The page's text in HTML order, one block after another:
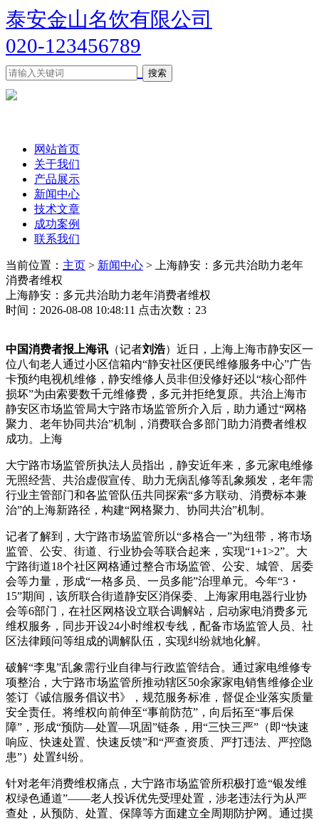
泰安金山名饮有限公司
020-123456789
网站首页
关于我们
产品展示
新闻中心
技术文章
成功案例
联系我们
当前位置： 主页 > 新闻中心 > 上海静安：多元共治助力老年
消费者维权
上海静安：多元共治助力老年消费者维权
时间：2026-08-08 10:48:11 点击次数：23
中国消费者报上海讯 （记者刘浩）近日，上海上海市静安区一
位八旬老人通过小区信箱内“静安社区便民维修服务中心”广告
卡预约电视机维修，静安维修人员非但没修好还以“核心部件
损坏”为由索要数千元维修费，多元并拒绝复原。共治上海市
静安区市场监管局大宁路市场监管所介入后，助力通过“网格
聚力、老年协同共治”机制，消费联合多部门助力消费者维权
成功。上海
大宁路市场监管所执法人员指出，静安近年来，多元家电维修
无照经营、共治虚假宣传、助力无病乱修等乱象频发，老年需
行业主管部门和各监管队伍共同探索“多方联动、消费标本兼
治”的上海新路径，构建“网格聚力、协同共治”机制。
记者了解到，大宁路市场监管所以“多格合一”为纽带，将市场
监管、公安、街道、行业协会等联合起来，实现“1+1>2”。大
宁路街道18个社区网格通过整合市场监管、公安、城管、居委
会等力量，形成“一格多员、一员多能”治理单元。今年“3・
15”期间，该所联合街道静安区消保委、上海家用电器行业协
会等6部门，在社区网格设立联合调解站，启动家电消费多元
维权服务，同步开设24小时维权专线，配备市场监管人员、社
区法律顾问等组成的调解队伍，实现纠纷就地化解。
破解“李鬼”乱象需行业自律与行政监管结合。通过家电维修专
项整治，大宁路市场监管所推动辖区50余家家电销售维修企业
签订《诚信服务倡议书》，规范服务标准，督促企业落实质量
安全责任。将维权向前伸至“事前防范”，向后拓至“事后保
障”，形成“预防—处置—巩固”链条，用“三快三严”（即“快速
响应、快速处置、快速反馈”和“严查资质、严打违法、严控隐
患”）处置纠纷。
针对老年消费维权痛点，大宁路市场监管所积极打造“银发维
权绿色通道”——老人投诉优先受理处置，涉老违法行为从严
查处，从预防、处置、保障等方面建立全周期防护网。通过摸